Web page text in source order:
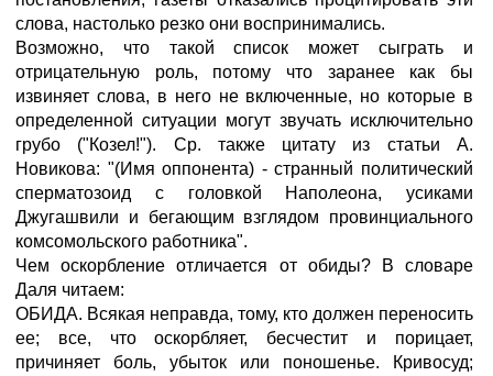
слова, настолько резко они воспринимались.
Возможно, что такой список может сыграть и
отрицательную роль, потому что заранее как бы
извиняет слова, в него не включенные, но которые в
определенной ситуации могут звучать исключительно
грубо ("Козел!"). Ср. также цитату из статьи А.
Новикова: "(Имя оппонента) - странный политический
сперматозоид с головкой Наполеона, усиками
Джугашвили и бегающим взглядом провинциального
комсомольского работника".
Чем оскорбление отличается от обиды? В словаре
Даля читаем:
ОБИДА. Всякая неправда, тому, кто должен переносить
ее; все, что оскорбляет, бесчестит и порицает,
причиняет боль, убыток или поношенье. Кривосуд;